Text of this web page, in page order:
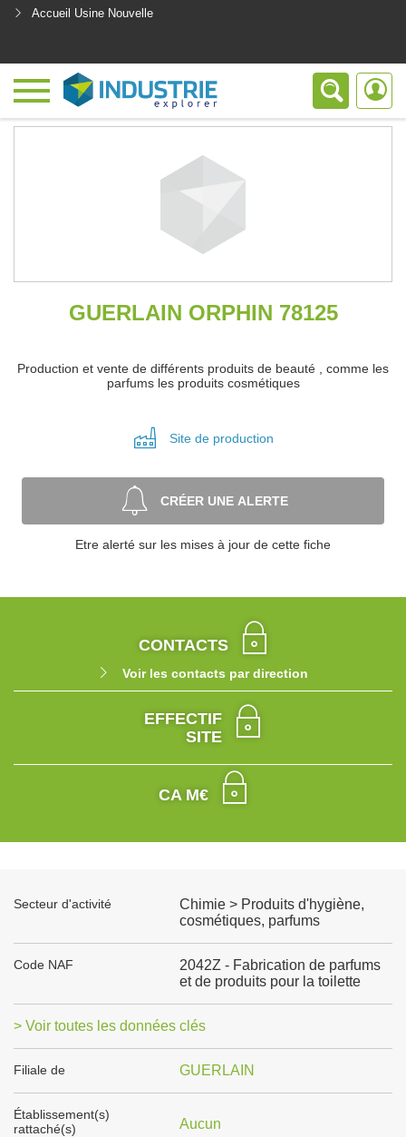
Accueil Usine Nouvelle
GUERLAIN ORPHIN 78125
Production et vente de différents produits de beauté , comme les
parfums les produits cosmétiques
Site de production
CRÉER UNE ALERTE
Etre alerté sur les mises à jour de cette fiche
CONTACTS
Voir les contacts par direction
EFFECTIF
SITE
CA M€
Secteur d'activité
Chimie > Produits d'hygiène,
cosmétiques, parfums
Code NAF
2042Z - Fabrication de parfums
et de produits pour la toilette
> Voir toutes les données clés
Filiale de GUERLAIN
Établissement(s)
rattaché(s)
Aucun